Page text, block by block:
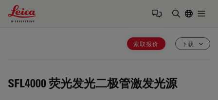
Leica Microsystems Logo
索取报价 下载
SFL4000荧光发光二极管激发光源